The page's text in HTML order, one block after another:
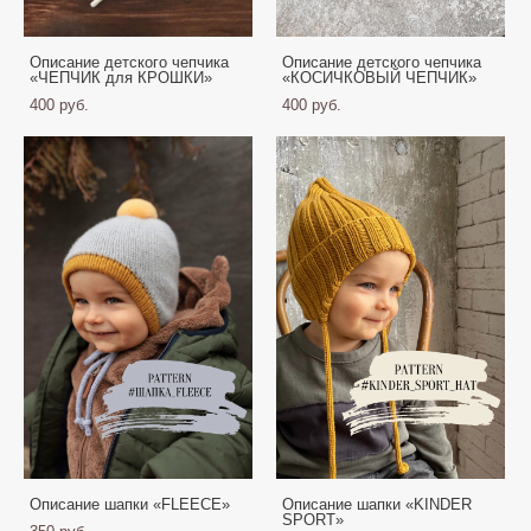
Описание детского чепчика
«ЧЕПЧИК для КРОШКИ»
400 pуб.
Описание детского чепчика
«КОСИЧКОВЫЙ ЧЕПЧИК»
400 pуб.
Описание шапки «FLEECE»
Описание шапки «KINDER
SPORT»